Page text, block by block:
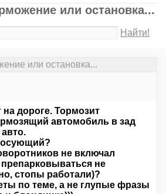
или остановка...
Найти!
или остановка...
на дороге. Тормозит
автомобиль в зад
авто.
не включал
не
стопы работали)?
по теме, а не глупые фразы